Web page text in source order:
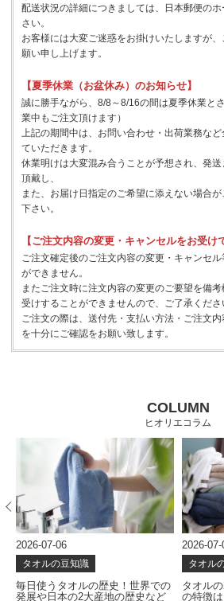
配送状況の詳細につきましては、日本郵便の
さい。
お客様には大変ご迷惑をお掛けいたしますが
願い申し上げます。
【夏季休業（お盆休み）のお知らせ】
誠に勝手ながら、8/8～8/16の間は夏季休業と
業中もご注文頂けます）
上記の期間中は、お問い合わせ・出荷業務な
ていただきます。
休業明けは大変混み合うことが予想され、発
頂戴し、
また、お届け日指定のご希望に添えない場合
下さい。
【ご注文内容の変更・キャンセルをお受け
ご注文確定後のご注文内容の変更・キャンセ
ができません。
またご注文時に注文内容の変更のご要望を備
受けすることができませんので、ご了承くださ
ご注文の際は、送付先・支払い方法・ご注文内
を十分にご確認をお願い致します。
COLUMN
ヒオリエコラム
2026-07-06
タオルの豆知識
毎日使うタオルの歴史！世界での
発展や日本の2大産地の歴史など
2026-07-
タオル
タオル
の特徴